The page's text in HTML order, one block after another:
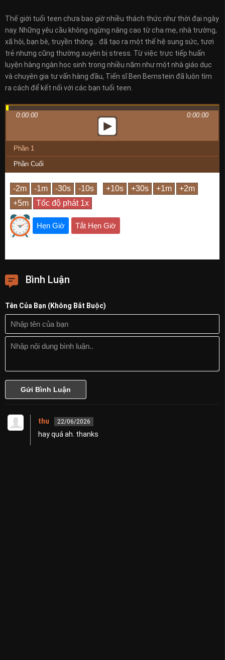
Thế giới tuổi teen chưa bao giờ nhiều thách thức như thời đại ngày
nay. Những yêu cầu không ngừng nâng cao từ cha mẹ, nhà trường,
xã hội, bạn bè, truyền thông… đã tạo ra một thế hệ sung sức, tươi
trẻ nhưng cũng thường xuyên bị stress. Từ việc trực tiếp huấn
luyện hàng ngàn học sinh trong nhiều năm như một nhà giáo dục
và chuyên gia tư vấn hàng đầu, Tiến sĩ Ben Bernstein đã luôn tìm
ra cách để kết nối với các bạn tuổi teen.
0:00:00 0:00:00
Phần 1
Phần Cuối
Hẹn Giờ Tắt Hẹn Giờ
Bình Luận
Tên Của Bạn (Không Bắt Buộc)
thu 22/06/2026
hay quá ah. thanks